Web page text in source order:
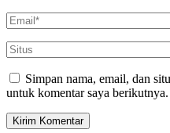
Simpan nama, email, dan
untuk komentar saya berikutnya.